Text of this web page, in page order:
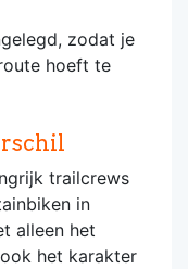
zodat je
hoeft te
trailcrews
in
alleen het
het karakter